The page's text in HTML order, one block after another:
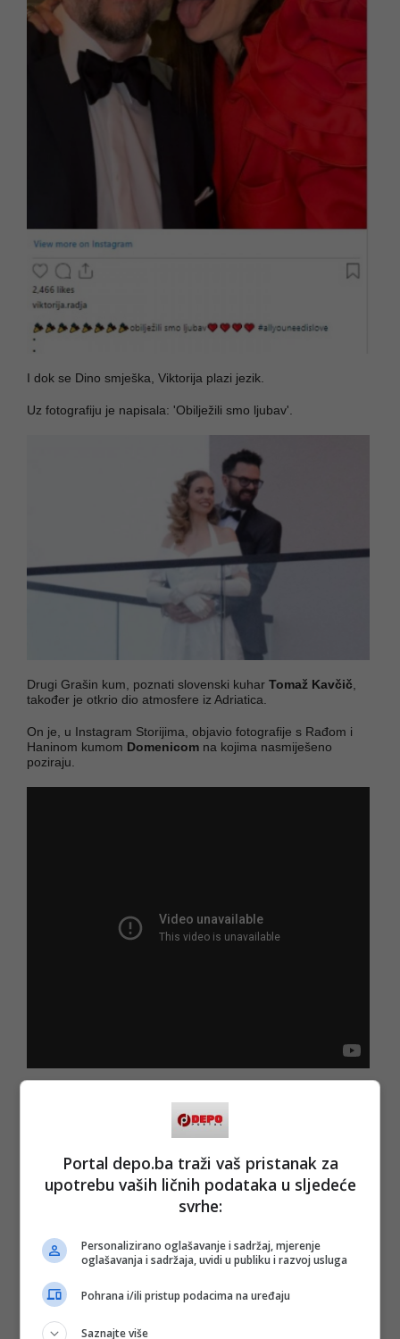
I dok se Dino smješka, Viktorija plazi jezik.
Uz fotografiju je napisala: 'Obilježili smo ljubav'.
Drugi Grašin kum, poznati slovenski kuhar Tomaž Kavčič
također je otkrio dio atmosfere iz Adriatica.
On je, u Instagram Storijima, objavio fotografije s Rađom i
Haninom kumom Domenicom na kojima nasmiješeno
poziraju.
Portal depo.ba traži vaš pristanak za
upotrebu vaših ličnih podataka u sljedeće
svrhe:
Personalizirano oglašavanje i sadržaj, mjerenje
oglašavanja i sadržaja, uvidi u publiku i razvoj usluga
Pohrana i/ili pristup podacima na uređaju
Saznajte više